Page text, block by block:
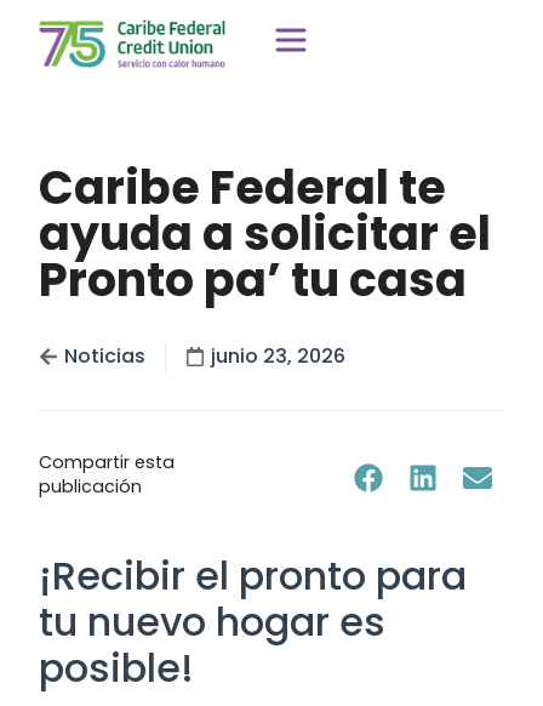
Caribe Federal te
ayuda a solicitar el
Pronto pa’ tu casa
Noticias junio 23, 2026
Compartir esta
publicación
¡Recibir el pronto para
tu nuevo hogar es
posible!